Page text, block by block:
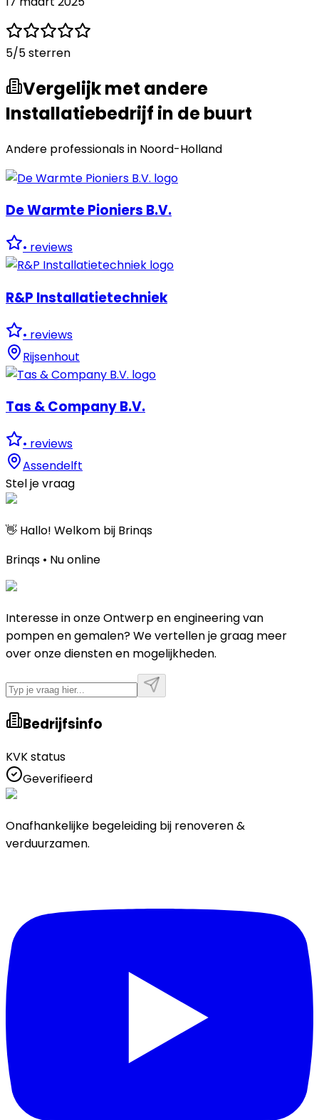
5/5 sterren
Vergelijk met andere
Installatiebedrijf in de buurt
Andere professionals in Noord-Holland
De Warmte Pioniers B.V.
• reviews
R&P Installatietechniek
• reviews
Rijsenhout
Tas & Company B.V.
• reviews
Assendelft
Stel je vraag
👋 Hallo! Welkom bij Brinqs
Brinqs • Nu online
Interesse in onze Ontwerp en engineering van
pompen en gemalen? We vertellen je graag meer
over onze diensten en mogelijkheden.
Bedrijfsinfo
KVK status
Geverifieerd
Onafhankelijke begeleiding bij renoveren &
verduurzamen.